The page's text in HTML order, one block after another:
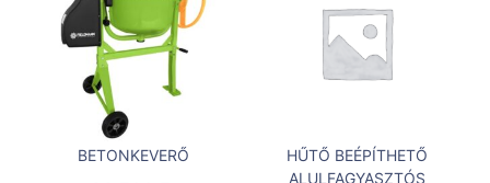
BETONKEVERŐ
HŰTŐ BEÉPÍTHETŐ
ALULFAGYASZTÓS